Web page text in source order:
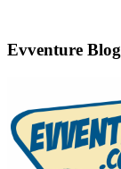
Evventure Blog